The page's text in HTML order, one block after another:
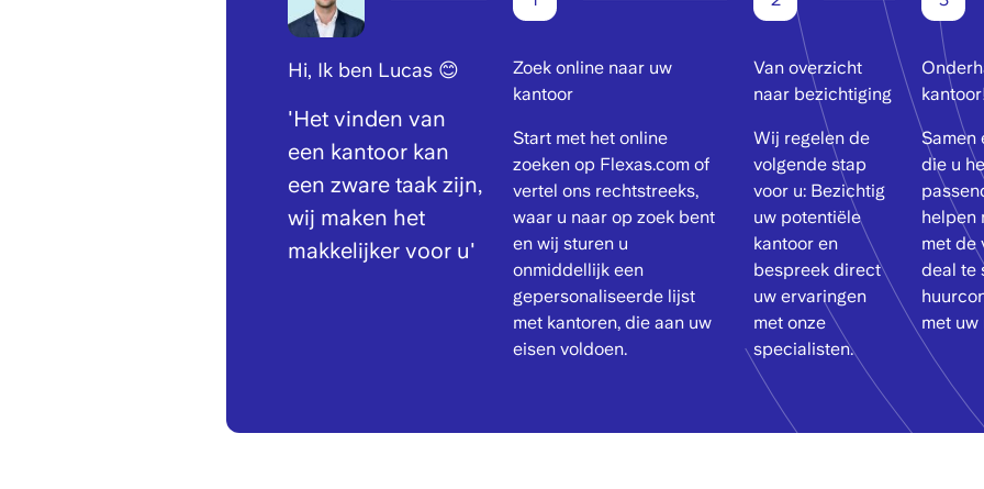
Hi, Ik ben Lucas 😊
'Het vinden van
een kantoor kan
een zware taak zijn,
wij maken het
makkelijker voor u'
Zoek online naar uw
kantoor
Start met het online
zoeken op Flexas.com of
vertel ons rechtstreeks,
waar u naar op zoek bent
en wij sturen u
onmiddellijk een
gepersonaliseerde lijst
met kantoren, die aan uw
eisen voldoen.
Van overzicht
naar bezichtiging
Wij regelen de
volgende stap
voor u: Bezichtig
uw potentiële
kantoor en
bespreek direct
uw ervaringen
met onze
specialisten.
Samen
die u
helpen
met de
deal te
met uw